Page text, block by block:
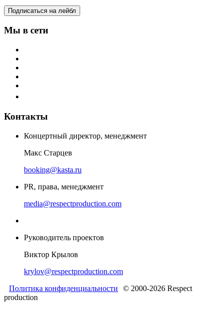
Подписаться на лейбл
Мы в сети
Контакты
Концертный директор, менеджмент
Макс Старцев
booking@kasta.ru
PR, права, менеджмент
media@respectproduction.com
Руководитель проектов
Виктор Крылов
krylov@respectproduction.com
Политика конфиденциальности
© 2000-2026 Respect
production